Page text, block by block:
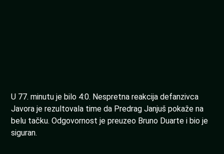
U 77. minutu je bilo 4:0. Nespretna reakcija defanzivca
Javora je rezultovala time da Predrag Janjuš pokaže na
belu tačku. Odgovornost je preuzeo Bruno Duarte i bio je
siguran.